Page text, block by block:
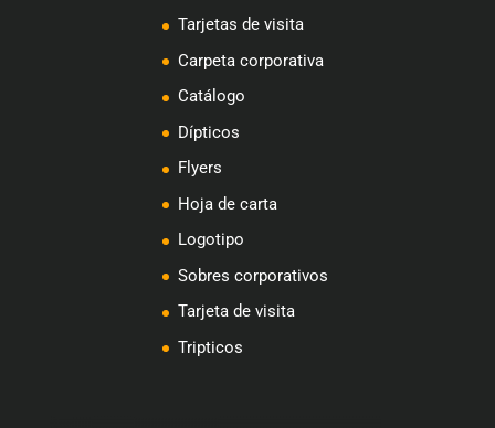
Tarjetas de visita
Carpeta corporativa
Catálogo
Dípticos
Flyers
Hoja de carta
Logotipo
Sobres corporativos
Tarjeta de visita
Tripticos